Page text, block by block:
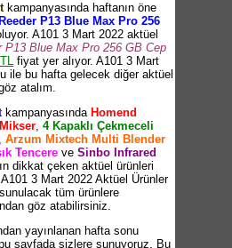
kampanyasında haftanın öne
Reeder P13 Blue Max Pro 256
A101 3 Mart 2022 aktüel
P13 Blue Max Pro 256 GB Cep
fiyat yer alıyor. A101 3 Mart
ile bu hafta gelecek diğer aktüel
atalım.
kampanyasında Homend
, 4 Kapaklı Çekmeceli
, Arzum Mixtech Multi Blender
Tencere ve Sinbo Infrared
dikkat çeken aktüel ürünleri
A101 3 Mart 2022 Aktüel Ürünler
tüm ürünlere
göz atabilirsiniz.
yayınlanan hafta sonu
sayfada sizlere sunuyoruz. Bu